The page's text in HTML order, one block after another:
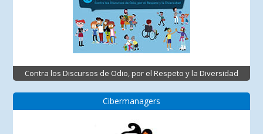
Contra los Discursos de Odio, por el Respeto y la Diversidad
Cibermanagers